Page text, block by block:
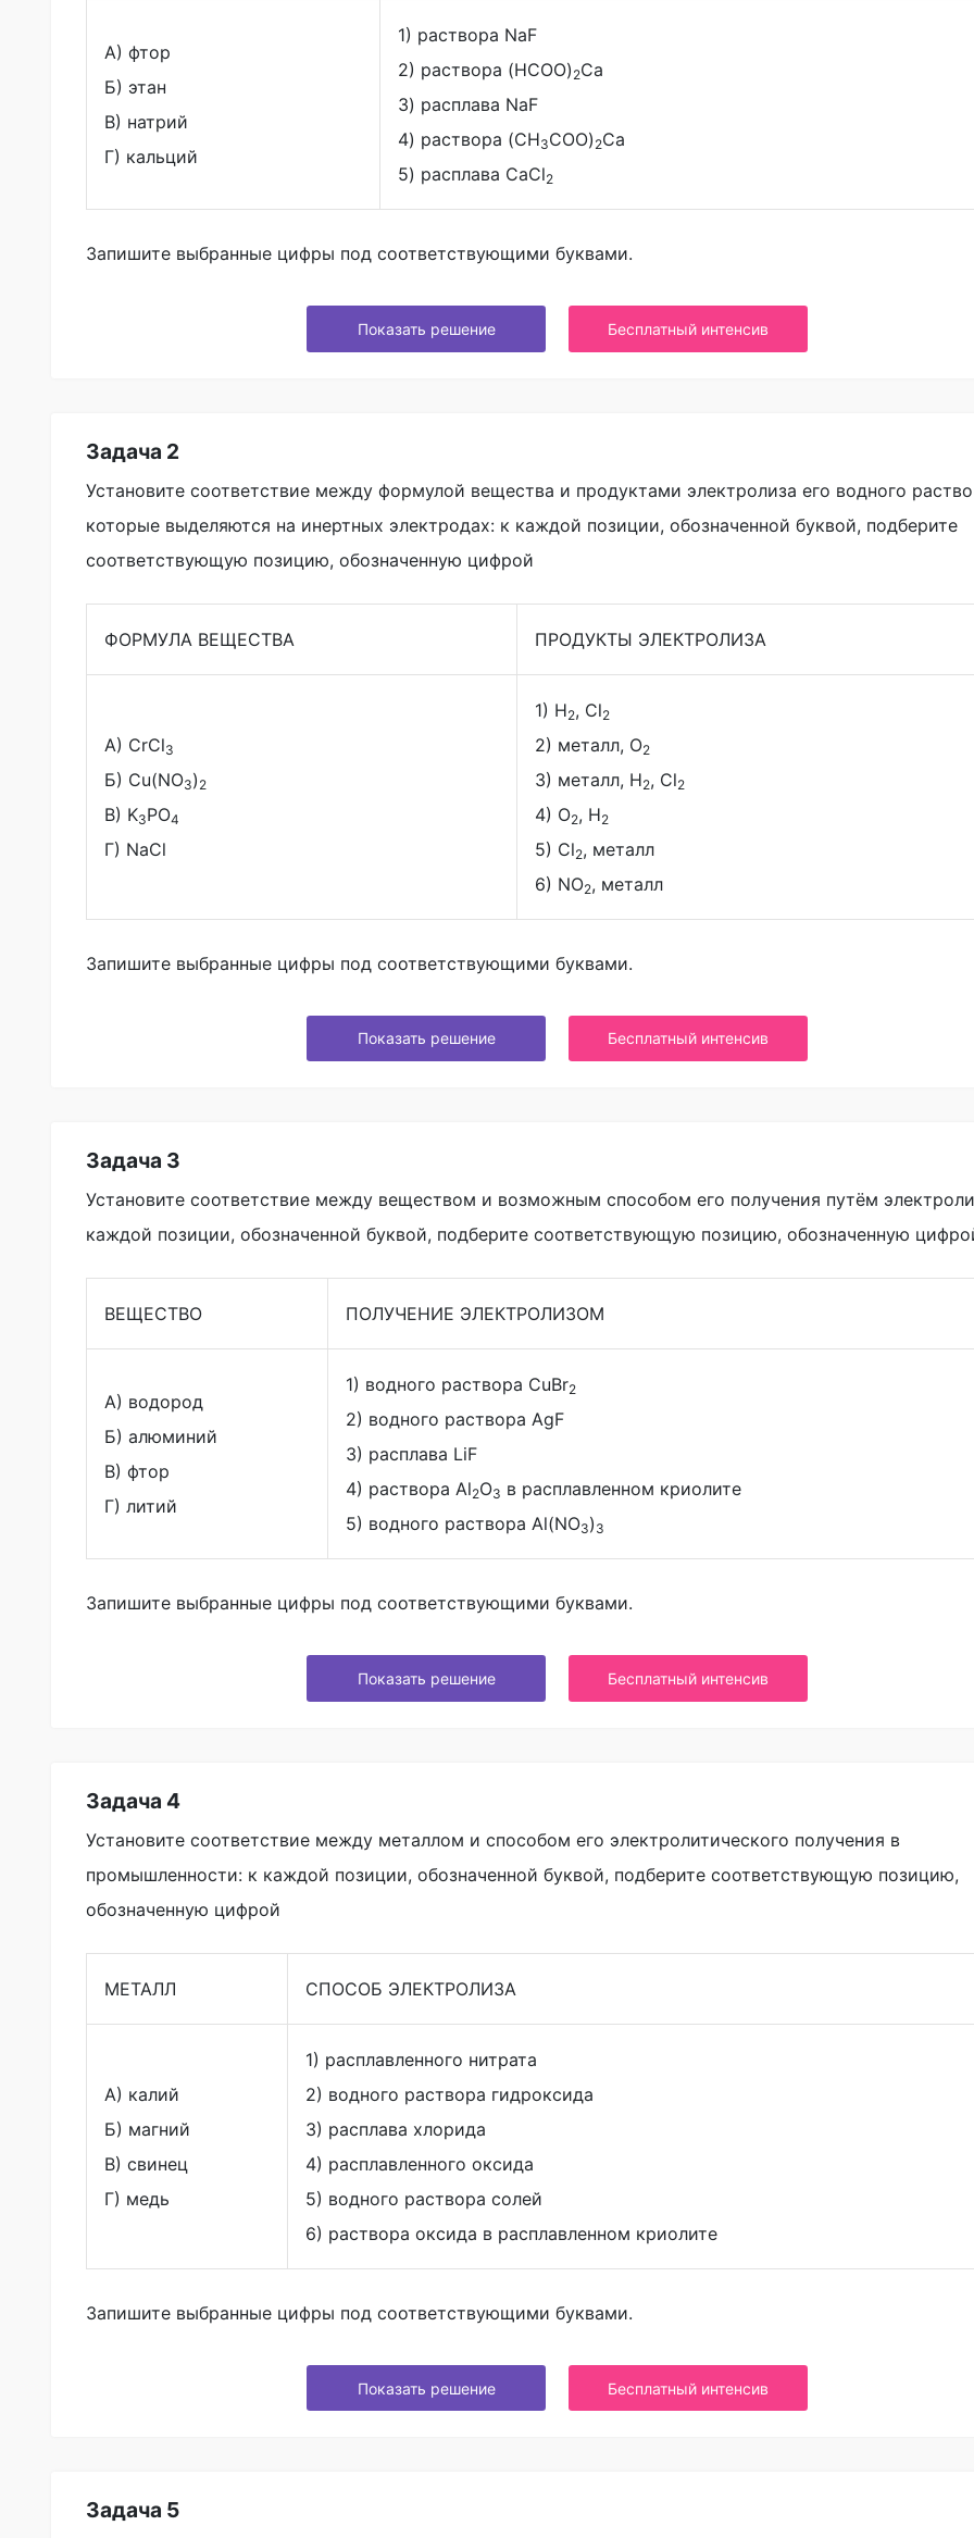
А) фтор
Б) этан
В) натрий
Г) кальций
1) раствора NaF
2) раствора (HCOO) 2Ca
3) расплава NaF
4) раствора (CH3COO) 2Ca
5) расплава CaCl2
Запишите выбранные цифры под соответствующими буквами.
Показать решение Бесплатный интенсив
Задача 2
Установите соответствие между формулой вещества и продуктами электролиза его водного
которые выделяются на инертных электродах: к каждой позиции, обозначенной буквой, подберите
соответствующую позицию, обозначенную цифрой
ФОРМУЛА ВЕЩЕСТВА ПРОДУКТЫ ЭЛЕКТРОЛИЗА
А) CrCl3
Б) Cu(NO3) 2
В) K3PO4
Г) NaCl
1) H2, Cl2
2) металл, O2
3) металл, H2, Cl2
4) O2, H2
5) Cl2, металл
6) NO2, металл
Запишите выбранные цифры под соответствующими буквами.
Показать решение Бесплатный интенсив
Задача 3
Установите соответствие между веществом и возможным способом его получения путём
каждой позиции, обозначенной буквой, подберите соответствующую позицию, обозначенную
ВЕЩЕСТВО ПОЛУЧЕНИЕ ЭЛЕКТРОЛИЗОМ
А) водород
Б) алюминий
В) фтор
Г) литий
1) водного раствора CuBr2
2) водного раствора AgF
3) расплава LiF
4) раствора Al2O3 в расплавленном криолите
5) водного раствора Al(NO3) 3
Запишите выбранные цифры под соответствующими буквами.
Показать решение Бесплатный интенсив
Задача 4
Установите соответствие между металлом и способом его электролитического получения в
промышленности: к каждой позиции, обозначенной буквой, подберите соответствующую позицию,
обозначенную цифрой
МЕТАЛЛ СПОСОБ ЭЛЕКТРОЛИЗА
А) калий
Б) магний
В) свинец
Г) медь
1) расплавленного нитрата
2) водного раствора гидроксида
3) расплава хлорида
4) расплавленного оксида
5) водного раствора солей
6) раствора оксида в расплавленном криолите
Запишите выбранные цифры под соответствующими буквами.
Показать решение Бесплатный интенсив
Задача 5